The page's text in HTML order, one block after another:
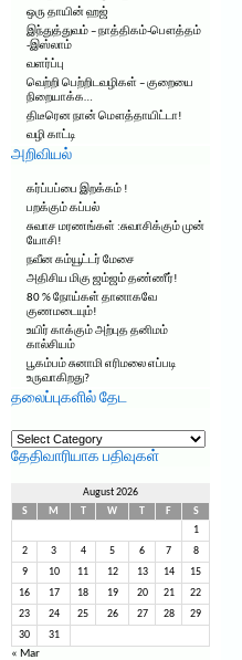
ஒரு தாயின் ஹஜ்
இந்துத்துவம் – நாத்திகம்-பௌத்தம்
-இஸ்லாம்
வளர்ப்பு
வெற்றி பெற்றிடவழிகள் – குறையை
நிறையாக்க…
திடீரென நான் மௌத்தாயிட்டா!
வழி காட்டி
அறிவியல்
கர்ப்பப்பை இறக்கம் !
பறக்கும் கப்பல்
சுவாச மரணங்கள் :சுவாசிக்கும் முன்
யோசி!
நவீன கம்யூட்டர் மேசை
அதிசிய மிகு ஜம்ஜம் தண்ணீர்!
80 % நோய்கள் தானாகவே
குணமடையும்!
உயிர் காக்கும் அற்புத தனிமம்
கால்சியம்
பூகம்பம் சுனாமி எரிமலை எப்படி
உருவாகிறது?
தலைப்புகளில் தேட
தலைப்புகளில்
தேட
தேதிவாரியாக பதிவுகள்
August 2026
S
M W F
S
1
2 3 4 5 6 7 8
9 10 11 12 13 14 15
16 17 18 19 20 21 22
23 24 25 26 27 28 29
30 31
« Mar